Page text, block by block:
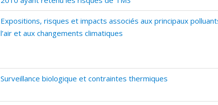
Expositions, risques et impacts associés aux principaux
l’air et aux changements climatiques
Surveillance biologique et contraintes thermiques